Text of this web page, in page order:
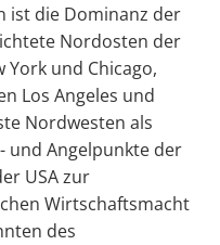
ist die Dominanz der
Nordosten der
York und Chicago,
Los Angeles und
Nordwesten als
und Angelpunkte der
USA zur
Wirtschaftsmacht
des